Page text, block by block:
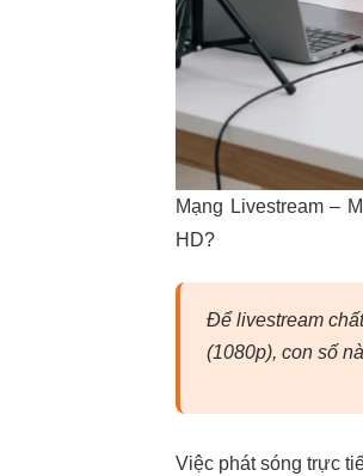
Mạng Livestream –
HD?
Để livestream
(1080p), con số
Việc phát sóng trực